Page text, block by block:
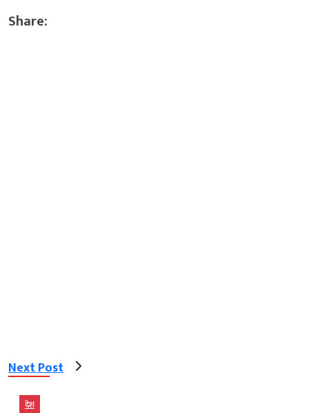
Share:
Next Post
देश